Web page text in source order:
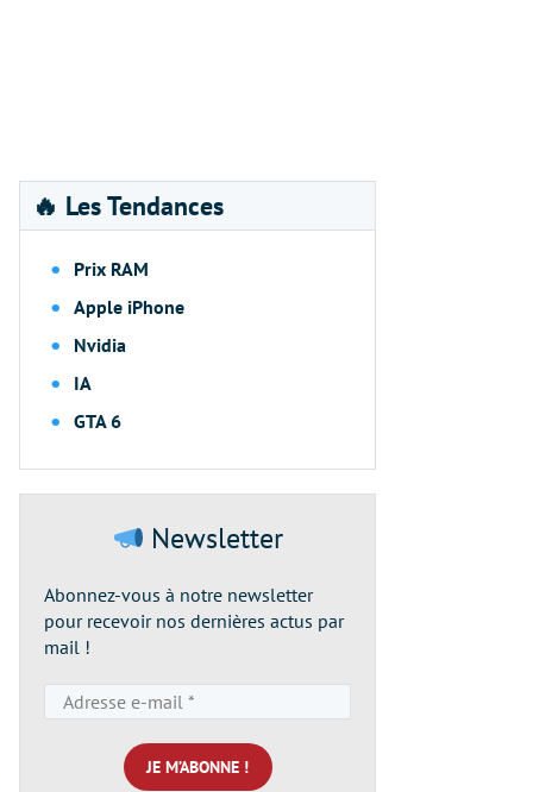
🔥 Les Tendances
Prix RAM
Apple iPhone
Nvidia
IA
GTA 6
Newsletter
Abonnez-vous à notre newsletter
pour recevoir nos dernières actus par
mail !
e-
mail
*